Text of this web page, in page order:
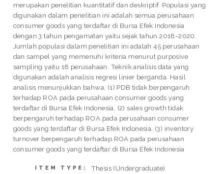
merupakan penelitian kuantitatif dan deskriptif. Populasi yang
digunakan dalam penelitian ini adalah semua perusahaan
consumer goods yang terdaftar di Bursa Efek Indonesia
dengan 3 tahun pengamatan yaitu sejak tahun 2018-2020.
Jumlah populasi dalam penelitian ini adalah 45 perusahaan
dan sampel yang memenuhi kriteria menurut purposive
sampling yaitu 18 perusahaan. Teknik analisis data yang
digunakan adalah analisis regresi linier berganda. Hasil
analisis menunjukkan bahwa, (1) PDB tidak berpengaruh
terhadap ROA pada perusahaan consumer goods yang
terdaftar di Bursa Efek Indonesia, (2) sales growth tidak
berpengaruh terhadap ROA pada perusahaan consumer
goods yang terdaftar di Bursa Efek Indonesia, (3) inventory
turnover berpengaruh terhadap ROA pada perusahaan
consumer goods yang terdaftar di Bursa Efek Indonesia
ITEM TYPE: Thesis (Undergraduate)